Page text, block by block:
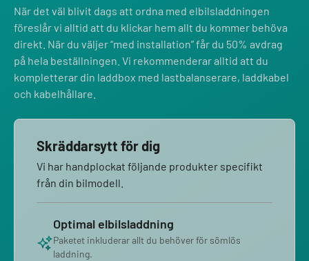
När det väl blivit dags att ordna med elbilsladdningen
föreslår vi alltid att du klickar hem allt du kommer behöva
direkt. När du väljer “med installation” får du 50% avdrag
på hela beställningen. Vi rekommenderar alltid att du
kompletterar din laddbox med lastbalanserare, laddkabel
och kabelhållare.
Skräddarsytt för dig
Vi har handplockat följande produkter specifikt
från din bilmodell.
Optimal elbilsladdning
Paketet inkluderar allt du behöver för sömlös
laddning.